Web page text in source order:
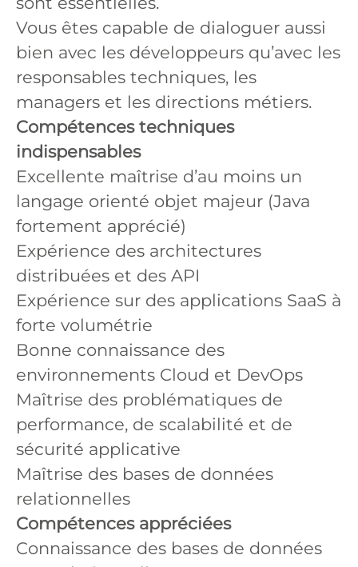
Vous êtes capable de dialoguer aussi
bien avec les développeurs qu’avec les
responsables techniques, les
managers et les directions métiers.
Compétences techniques
indispensables
Excellente maîtrise d’au moins un
langage orienté objet majeur (Java
fortement apprécié)
Expérience des architectures
distribuées et des API
Expérience sur des applications SaaS à
forte volumétrie
Bonne connaissance des
environnements Cloud et DevOps
Maîtrise des problématiques de
performance, de scalabilité et de
sécurité applicative
Maîtrise des bases de données
relationnelles
Compétences appréciées
Connaissance des bases de données